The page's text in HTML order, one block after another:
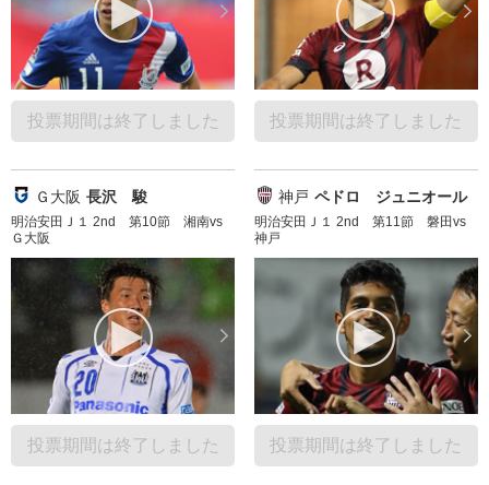
投票期間は終了しました 投票期間は終了しました
Ｇ大阪 長沢 駿
明治安田Ｊ１ 2nd 第10節 湘南vs
Ｇ大阪
投票期間は終了しました
神戸 ペドロ ジュニオール
明治安田Ｊ１ 2nd 第11節 磐田vs
神戸
投票期間は終了しました